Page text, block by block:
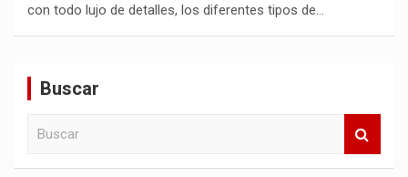
con todo lujo de detalles, los diferentes tipos de…
Buscar